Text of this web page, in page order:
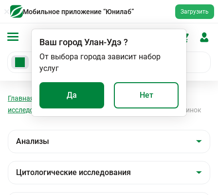
Мобильное приложение “Юнилаб” Загрузить
Ваш городУлан-Удэ ?
От выбора города зависит набор
услуг
Да Нет
Главная Анализы
Цитологические
исследования
Исследования кожи и ногтевых пластинок